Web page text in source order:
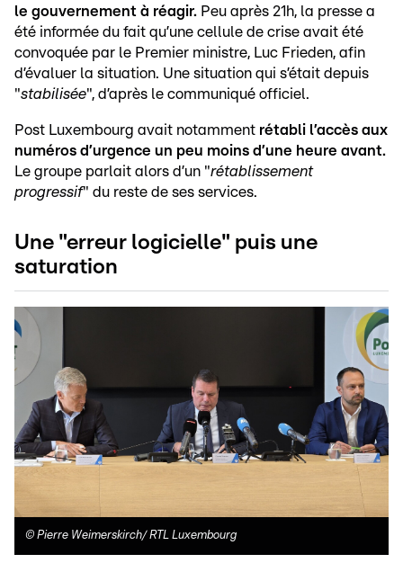
le gouvernement à réagir. Peu après 21h, la presse a
été informée du fait qu’une cellule de crise avait été
convoquée par le Premier ministre, Luc Frieden, afin
d’évaluer la situation. Une situation qui s’était depuis
"stabilisée", d’après le communiqué officiel.
Post Luxembourg avait notamment rétabli l’accès aux
numéros d’urgence un peu moins d’une heure avant.
Le groupe parlait alors d’un "rétablissement
progressif" du reste de ses services.
Une "erreur logicielle" puis une
saturation
© Pierre Weimerskirch/ RTL Luxembourg